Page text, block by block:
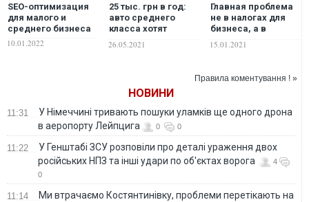
SEO-оптимизация
для малого и
среднего бизнеса
10.01.2022
25 тыс. грн в год:
авто среднего
класса хотят
на роскошь
26.05.2021
Главная проблема
не в налогах для
бизнеса, а в
ассиметрии, когда
Алексей Кущ
15.01.2021
Правила коментування ! »
НОВИНИ
11:31
У Німеччині тривають пошуки уламків ще одного дрона
в аеропорту Лейпцига
0 0
11:22
У Генштабі ЗСУ розповіли про деталі ураження двох
російських НПЗ та інші удари по об'єктах ворога
4
0
11:14
Ми втрачаємо Костянтинівку, проблеми перетікають на